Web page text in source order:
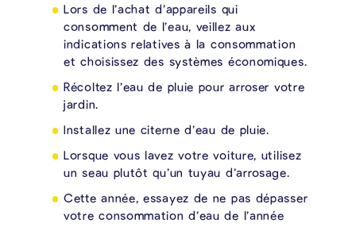
Lors de l’achat d’appareils qui
consomment de l’eau, veillez aux
indications relatives à la consommation
et choisissez des systèmes économiques.
Récoltez l’eau de pluie pour arroser votre
jardin.
Installez une citerne d’eau de pluie.
Lorsque vous lavez votre voiture, utilisez
un seau plutôt qu’un tuyau d’arrosage.
Cette année, essayez de ne pas dépasser
votre consommation d’eau de l’année